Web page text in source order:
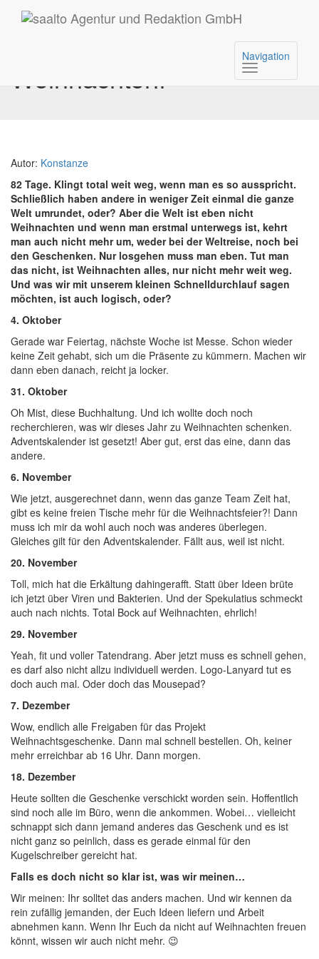
Navigation
What?! In 82 Tagen ist
Weihnachten!
Autor: Konstanze
82 Tage. Klingt total weit weg, wenn man es so ausspricht.
Schließlich haben andere in weniger Zeit einmal die ganze
Welt umrundet, oder? Aber die Welt ist eben nicht
Weihnachten und wenn man erstmal unterwegs ist, kehrt
man auch nicht mehr um, weder bei der Weltreise, noch bei
den Geschenken. Nur losgehen muss man eben. Tut man
das nicht, ist Weihnachten alles, nur nicht mehr weit weg.
Und was wir mit unserem kleinen Schnelldurchlauf sagen
möchten, ist auch logisch, oder?
4. Oktober
Gerade war Feiertag, nächste Woche ist Messe. Schon wieder
keine Zeit gehabt, sich um die Präsente zu kümmern. Machen wir
dann eben danach, reicht ja locker.
31. Oktober
Oh Mist, diese Buchhaltung. Und ich wollte doch noch
recherchieren, was wir dieses Jahr zu Weihnachten schenken.
Adventskalender ist gesetzt! Aber gut, erst das eine, dann das
andere.
6. November
Wie jetzt, ausgerechnet dann, wenn das ganze Team Zeit hat,
gibt es keine freien Tische mehr für die Weihnachtsfeier?! Dann
muss ich mir da wohl auch noch was anderes überlegen.
Gleiches gilt für den Adventskalender. Fällt aus, weil ist nicht.
20. November
Toll, mich hat die Erkältung dahingerafft. Statt über Ideen brüte
ich jetzt über Viren und Bakterien. Und der Spekulatius schmeckt
auch nach nichts. Total Bock auf Weihnachten, ehrlich!
29. November
Yeah, fit und voller Tatendrang. Aber jetzt muss es schnell gehen,
es darf also nicht allzu individuell werden. Logo-Lanyard tut es
doch auch mal. Oder doch das Mousepad?
7. Dezember
Wow, endlich alle Freigaben für das Projekt
Weihnachtsgeschenke. Dann mal schnell bestellen. Oh, keiner
mehr erreichbar ab 16 Uhr. Dann morgen.
18. Dezember
Heute sollten die Geschenke verschickt worden sein. Hoffentlich
sind noch alle im Büro, wenn die ankommen. Wobei… vielleicht
schnappt sich dann jemand anderes das Geschenk und es ist
nicht ganz so peinlich, dass es gerade einmal für den
Kugelschreiber gereicht hat.
Falls es doch nicht so klar ist, was wir meinen…
Wir meinen: Ihr solltet das anders machen. Und wir kennen da
rein zufällig jemanden, der Euch Ideen liefern und Arbeit
abnehmen kann. Wenn Ihr Euch da nicht auf Weihnachten freuen
könnt, wissen wir auch nicht mehr. 😉